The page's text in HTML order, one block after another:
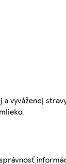
vyváženej